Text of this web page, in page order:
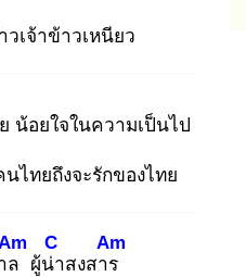
วเจ้าข้าวเหนียว
น้อยใจในความเป็นไป
นไทยถึงจะรักของไทย
ล ผู้น่า
C
สงสาร
Am